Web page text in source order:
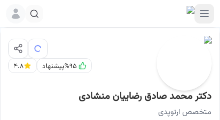
%۹۵پیشنهاد ۴.۸
نوبت اینترنتیدکتر محمد صادق رضاییان منشادی متخصص ارتوپدی میناب
دکتر محمد صادق رضاییان منشادی
متخصص ارتوپدی